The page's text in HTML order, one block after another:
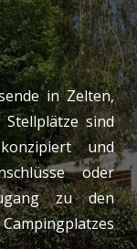
in Zelten,
sind
und
oder
zu den